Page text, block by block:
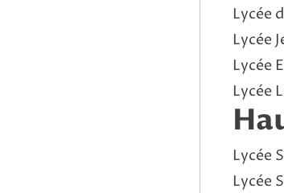
Lycée
Lycée
Lycée
Lycée
Lycée
Lycée